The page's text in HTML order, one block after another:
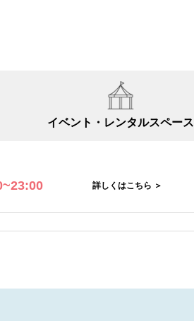
イベント・ レンタルスペース
詳しくはこちら ＞